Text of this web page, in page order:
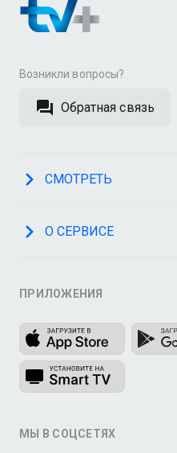
Возникли вопросы?
Обратная связь
СМОТРЕТЬ
О СЕРВИСЕ
ПРИЛОЖЕНИЯ
МЫ В СОЦСЕТЯХ